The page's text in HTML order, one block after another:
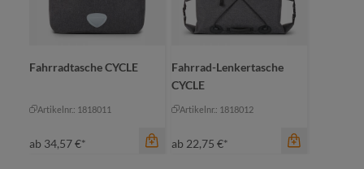
+1
Farbe
Fahrradtasche CYCLE
Artikelnr.: 1818011
ab 34,57 €*
Fahrrad-Lenkertasche
CYCLE
Artikelnr.: 1818012
ab 22,75 €*